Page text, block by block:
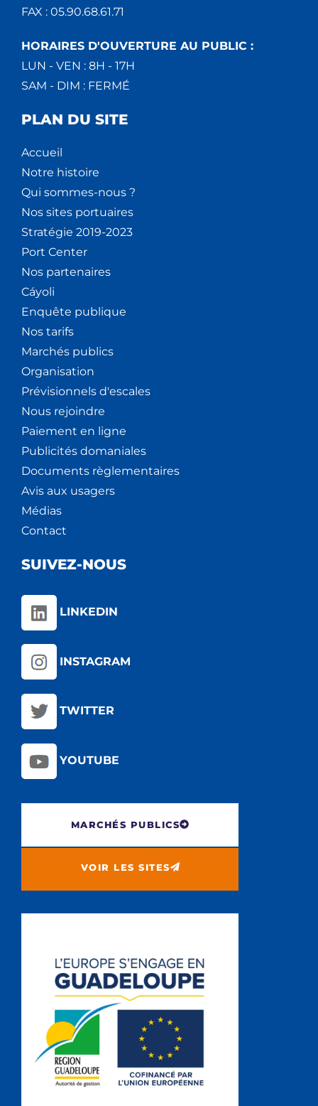
FAX : 05.90.68.61.71
HORAIRES D'OUVERTURE AU PUBLIC :
LUN - VEN : 8H - 17H
SAM - DIM : FERMÉ
PLAN DU SITE
Accueil
Notre histoire
Qui sommes-nous ?
Nos sites portuaires
Stratégie 2019-2023
Port Center
Nos partenaires
Cáyoli
Enquête publique
Nos tarifs
Marchés publics
Organisation
Prévisionnels d'escales
Nous rejoindre
Paiement en ligne
Publicités domaniales
Documents règlementaires
Avis aux usagers
Médias
Contact
SUIVEZ-NOUS
LINKEDIN
INSTAGRAM
TWITTER
YOUTUBE
MARCHÉS PUBLICS
VOIR LES SITES